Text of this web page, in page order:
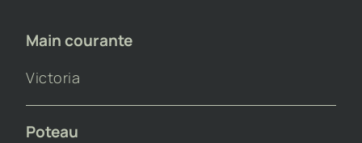
Main courante
Victoria
Poteau